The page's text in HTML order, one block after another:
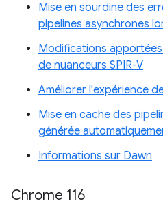
Mise en sourdine des
pipelines asynchrones
Modifications
de nuanceurs SPIR-V
Améliorer l'expérience
Mise en cache des
générée
Informations sur Dawn
Chrome 116